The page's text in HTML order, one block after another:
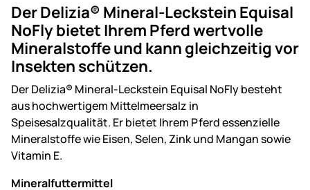
Der Delizia® Mineral-Leckstein Equisal
NoFly bietet Ihrem Pferd wertvolle
Mineralstoffe und kann gleichzeitig vor
Insekten schützen.
Der Delizia® Mineral-Leckstein Equisal NoFly besteht
aus hochwertigem Mittelmeersalz in
Speisesalzqualität. Er bietet Ihrem Pferd essenzielle
Mineralstoffe wie Eisen, Selen, Zink und Mangan sowie
Vitamin E.
Mineralfuttermittel